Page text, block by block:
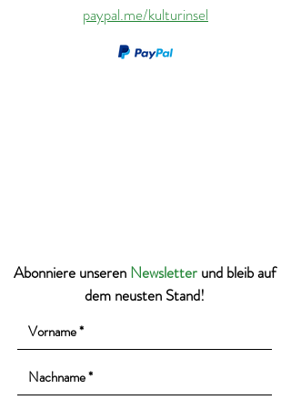
paypal.me/kulturinsel
Abonniere unseren Newsletter und bleib auf
dem neusten Stand!